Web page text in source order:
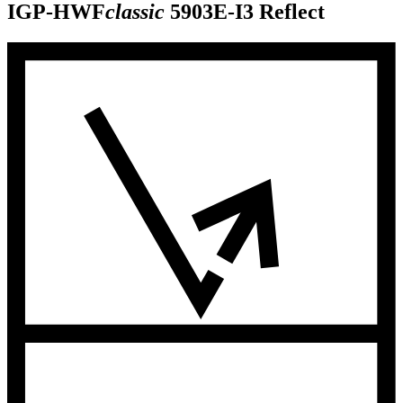
IGP-HWFclassic 5903E-I3 Reflect